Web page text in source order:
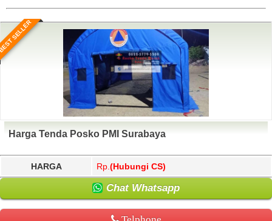
SELLER
Harga Tenda Posko PMI Surabaya
HARGA Rp. (Hubungi CS)
Chat Whatsapp
Telphone